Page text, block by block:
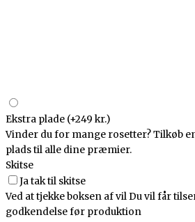
Ekstra plade (+249 kr.)
Vinder du for mange rosetter? Tilkøb
plads til alle dine præmier.
Skitse
Ja tak til skitse
Ved at tjekke boksen af vil Du vil får
godkendelse før produktion